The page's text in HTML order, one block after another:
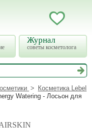
Журнал
советы косметолога
Косметика Lebel
Watering - Лосьон для